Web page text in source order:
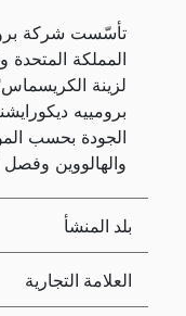
المملكة
لزينة
برومييه
الجودة بحسب
والهالووين
بلد المنشأ
العلامة التجارية